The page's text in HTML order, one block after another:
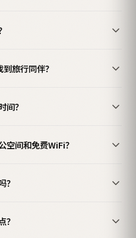
旅行同伴？
间？
间和免费WiFi？
？
？